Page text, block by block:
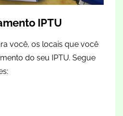
IPTU
você, os locais que você
do seu IPTU. Segue